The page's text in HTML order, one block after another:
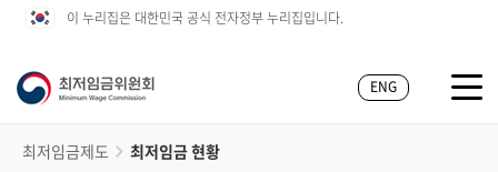
이 누리집은 대한민국 공식 전자정부 누리집입니다.
ENG
최저임금제도 최저임금 현황